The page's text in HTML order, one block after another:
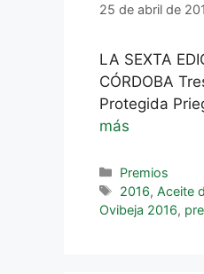
25 de abril de
LA SEXTA
CÓRDOBA
Protegida
más
Premios
2016,Aceite
Ovibeja 2016,